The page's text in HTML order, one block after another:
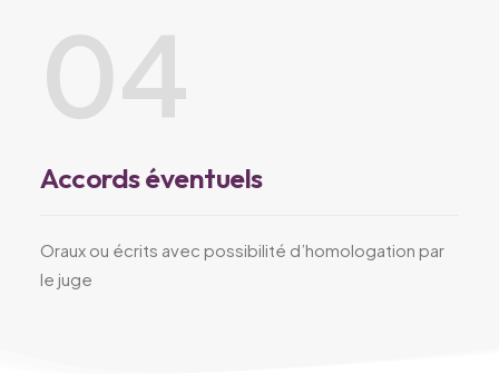
04
Accords éventuels
Oraux ou écrits avec possibilité d’homologation par
le juge